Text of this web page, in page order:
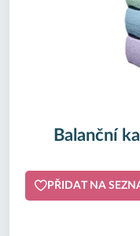
Balanční
PŘIDAT NA